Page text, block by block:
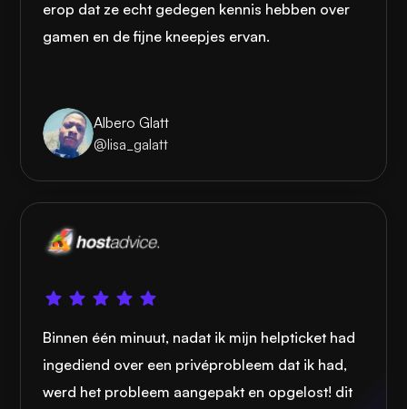
erop dat ze echt gedegen kennis hebben over
gamen en de fijne kneepjes ervan.
Albero Glatt
@lisa_galatt
Binnen één minuut, nadat ik mijn helpticket had
ingediend over een privéprobleem dat ik had,
werd het probleem aangepakt en opgelost! dit